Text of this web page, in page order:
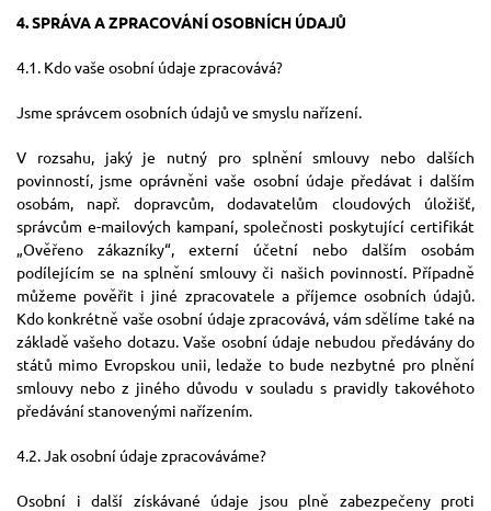
4. SPRÁVA A ZPRACOVÁNÍ OSOBNÍCH ÚDAJŮ
4.1. Kdo vaše osobní údaje zpracovává?
Jsme správcem osobních údajů ve smyslu nařízení.
V rozsahu, jaký je nutný pro splnění smlouvy nebo dalších
povinností, jsme oprávněni vaše osobní údaje předávat i dalším
osobám, např. dopravcům, dodavatelům cloudových úložišť,
správcům e-mailových kampaní, společnosti poskytující certifikát
„Ověřeno zákazníky“, externí účetní nebo dalším osobám
podílejícím se na splnění smlouvy či našich povinností. Případně
můžeme pověřit i jiné zpracovatele a příjemce osobních údajů.
Kdo konkrétně vaše osobní údaje zpracovává, vám sdělíme také na
základě vašeho dotazu. Vaše osobní údaje nebudou předávány do
států mimo Evropskou unii, ledaže to bude nezbytné pro plnění
smlouvy nebo z jiného důvodu v souladu s pravidly takovéhoto
předávání stanovenými nařízením.
4.2. Jak osobní údaje zpracováváme?
Osobní i další získávané údaje jsou plně zabezpečeny proti